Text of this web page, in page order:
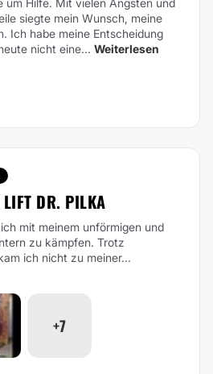
um Hilfe. Mit vielen Ängsten und
siegte mein Wunsch, meine
Ich habe meine Entscheidung
nicht eine... Weiterlesen
DR. PILKA
mit meinem unförmigen und
zu kämpfen. Trotz
ich nicht zu meiner...
+7